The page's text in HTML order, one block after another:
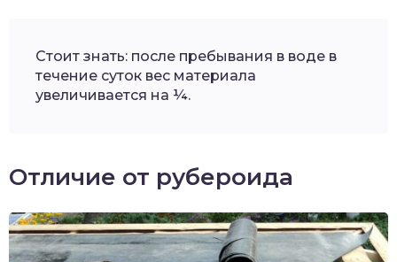
Стоит знать: после пребывания в воде в
течение суток вес материала
увеличивается на ¼.
Отличие от рубероида